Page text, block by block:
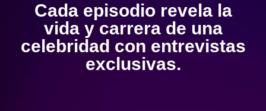
Cada episodio revela la
vida y carrera de una
celebridad con entrevistas
exclusivas.